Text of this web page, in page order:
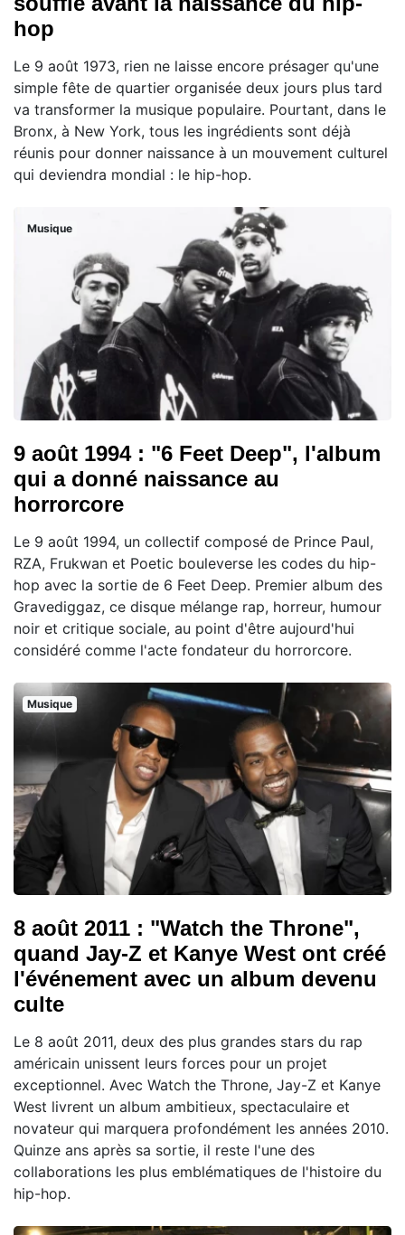
hop
Le 9 août 1973, rien ne laisse encore présager qu'une
simple fête de quartier organisée deux jours plus tard
va transformer la musique populaire. Pourtant, dans le
Bronx, à New York, tous les ingrédients sont déjà
réunis pour donner naissance à un mouvement culturel
qui deviendra mondial : le hip-hop.
Musique
9 août 1994 : "6 Feet Deep", l'album
qui a donné naissance au
horrorcore
Le 9 août 1994, un collectif composé de Prince Paul,
RZA, Frukwan et Poetic bouleverse les codes du hip-
hop avec la sortie de 6 Feet Deep. Premier album des
Gravediggaz, ce disque mélange rap, horreur, humour
noir et critique sociale, au point d'être aujourd'hui
considéré comme l'acte fondateur du horrorcore.
Musique
8 août 2011 : "Watch the Throne",
quand Jay-Z et Kanye West ont créé
l'événement avec un album devenu
culte
Le 8 août 2011, deux des plus grandes stars du rap
américain unissent leurs forces pour un projet
exceptionnel. Avec Watch the Throne, Jay-Z et Kanye
West livrent un album ambitieux, spectaculaire et
novateur qui marquera profondément les années 2010.
Quinze ans après sa sortie, il reste l'une des
collaborations les plus emblématiques de l'histoire du
hip-hop.